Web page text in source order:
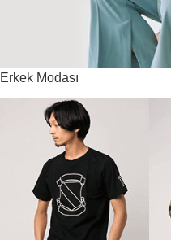
Erkek Modası